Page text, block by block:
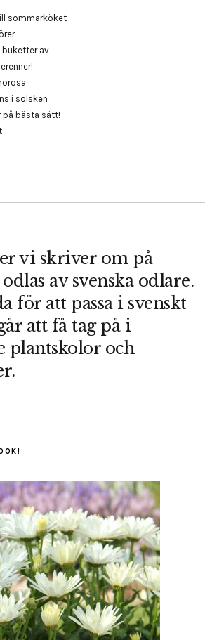
sommarköket
buketter av
i solsken
på bästa sätt!
vi skriver om på
av svenska odlare.
för att passa i svenskt
att få tag på i
plantskolor och